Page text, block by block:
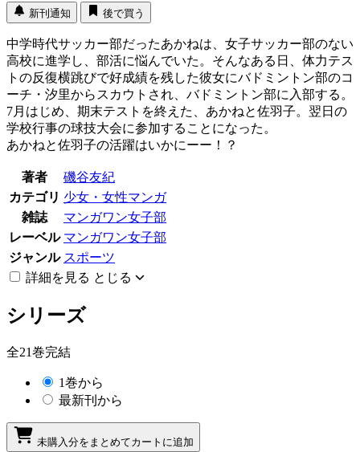
新刊通知 後で買う
中学時代サッカー部だったあかねは、女子サッカー部のない
高校に進学し、部活に悩んでいた。そんなある日、体力テス
トの反復横跳びで好成績を残した彼女にバドミントン部のコ
ーチ・汐里からスカウトされ、バドミントン部に入部する。
7月はじめ、期末テストを終えた、あかねと佐羽子。翌日の
学校行事の球技大会に参加することになった。
あかねと佐羽子の活躍はいかにーー！？
著者
磯谷友紀
カテゴリ 少女・女性マンガ
雑誌
マンガワン女子部
レーベル マンガワン女子部
ジャンル スポーツ
詳細を見る とじる
シリーズ
全21巻完結
1巻から
最新刊から
未購入分をまとめてカートに追加